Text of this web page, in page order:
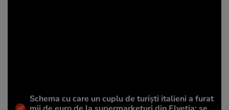
Schema cu care un cuplu de turiști italieni a furat